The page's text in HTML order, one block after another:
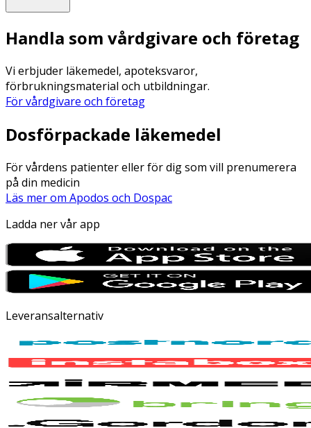
Handla som vårdgivare och företag
Vi erbjuder läkemedel, apoteksvaror,
förbrukningsmaterial och utbildningar.
För vårdgivare och företag
Dosförpackade läkemedel
För vårdens patienter eller för dig som vill prenumerera
på din medicin
Läs mer om Apodos och Dospac
Ladda ner vår app
Leveransalternativ